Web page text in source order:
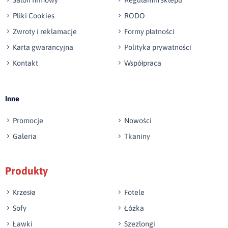
Wyślij opinię
Pliki Cookies
RODO
Zwroty i reklamacje
Formy płatności
Karta gwarancyjna
Polityka prywatności
Kontakt
Współpraca
Inne
Promocje
Nowości
Galeria
Tkaniny
Produkty
Krzesła
Fotele
Sofy
Łóżka
Ławki
Szezlongi